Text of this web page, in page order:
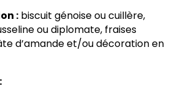
: biscuit génoise ou cuillère,
ou diplomate, fraises
d’amande et/ou décoration en